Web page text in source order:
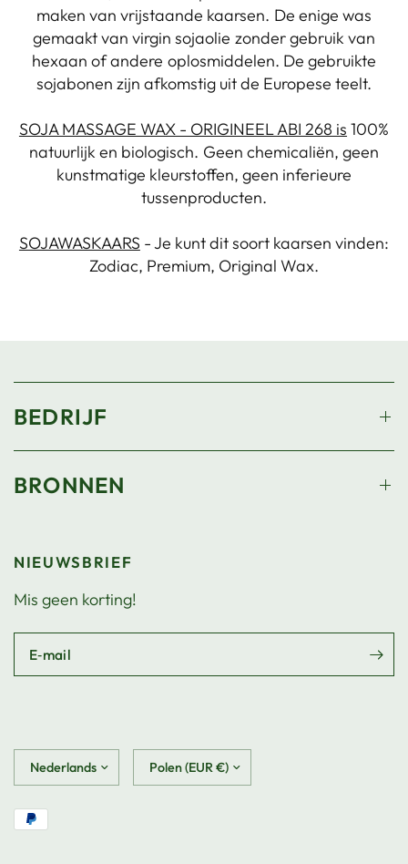
maken van vrijstaande kaarsen. De enige was
gemaakt van virgin sojaolie zonder gebruik van
hexaan of andere oplosmiddelen. De gebruikte
sojabonen zijn afkomstig uit de Europese teelt.
SOJA MASSAGE WAX - ORIGINEEL ABI 268 is 100%
natuurlijk en biologisch. Geen chemicaliën, geen
kunstmatige kleurstoffen, geen inferieure
tussenproducten.
SOJAWASKAARS - Je kunt dit soort kaarsen vinden:
Zodiac, Premium, Original Wax.
BEDRIJF
BRONNEN
NIEUWSBRIEF
Mis geen korting!
E‑mail
Land/regio
Land/regio
bijwerken